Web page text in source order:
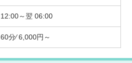
12:00～翌 06:00
60分⁄ 6,000円～